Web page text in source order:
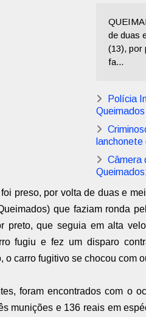
de duas
(13), por
fa...
Polícia
Queimados
Câmera
preso, por volta de duas e
que faziam ronda
preto, que seguia em alta
fugiu e fez um disparo
o carro fugitivo se chocou com
foram encontrados com o
munições e 136 reais em